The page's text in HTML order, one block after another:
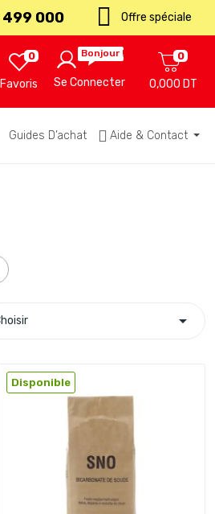
499 000 Offre spéciale
Favoris
0 Bonjour !
Se Connecter 0,000 DT
0
Guides D’achat Aide & Contact

Disponible